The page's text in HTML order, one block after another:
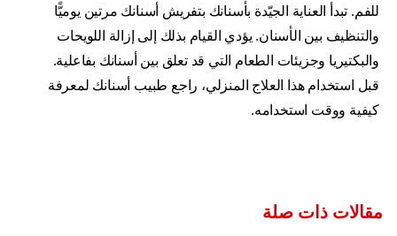
للفم. تبدأ العناية الجيّدة بأسنانك بتفريش أسنانك مرتين يوميًّا
والتنظيف بين الأسنان. يؤدي القيام بذلك إلى إزالة اللويحات
والبكتيريا وجزيئات الطعام التي قد تعلق بين أسنانك بفاعلية.
قبل استخدام هذا العلاج المنزلي، راجع طبيب أسنانك لمعرفة
كيفية ووقت استخدامه.
مقالات ذات صلة